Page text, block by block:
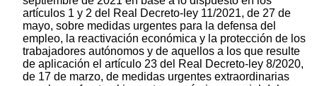
artículos 1 y 2 del Real Decreto-ley 11/2021, de 27 de
mayo, sobre medidas urgentes para la defensa del
empleo, la reactivación económica y la protección de los
trabajadores autónomos y de aquellos a los que resulte
de aplicación el artículo 23 del Real Decreto-ley 8/2020,
de 17 de marzo, de medidas urgentes extraordinarias